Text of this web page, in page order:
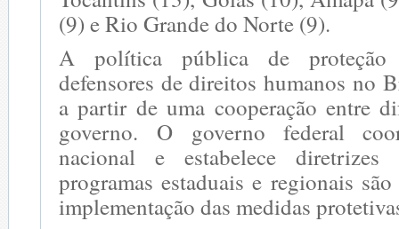
(9) e Rio Grande do Norte (9).
A política pública de proteção
defensores de direitos humanos no
a partir de uma cooperação entre
governo. O governo federal
nacional e estabelece diretrizes
programas estaduais e regionais
implementação das medidas